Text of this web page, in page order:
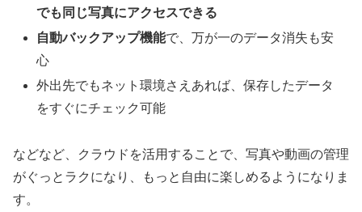
でも同じ写真にアクセスできる
自動バックアップ機能で、万が一のデータ消失も安
心
外出先でもネット環境さえあれば、保存したデータ
をすぐにチェック可能
などなど、クラウドを活用することで、写真や動画の管理
がぐっとラクになり、もっと自由に楽しめるようになりま
す。